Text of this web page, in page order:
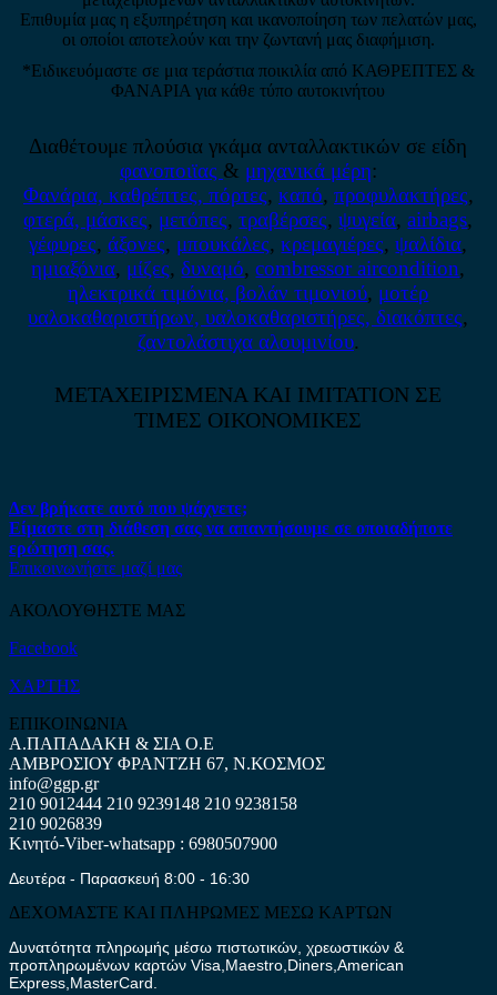
Επιθυμία μας η εξυπηρέτηση και ικανοποίηση των πελατών μας,
οι οποίοι αποτελούν και την ζωντανή μας διαφήμιση.
*Ειδικευόμαστε σε μια τεράστια ποικιλία από ΚΑΘΡΕΠΤΕΣ &
ΦΑΝΑΡΙΑ για κάθε τύπο αυτοκινήτου
Διαθέτουμε πλούσια γκάμα ανταλλακτικών σε είδη
φανοποιϊας & μηχανικά μέρη:
Φανάρια, καθρέπτες, πόρτες, καπό, προφυλακτήρες,
φτερά, μάσκες, μετόπες,τραβέρσες,ψυγεία,airbags,
γέφυρες,άξονες, μπουκάλες,κρεμαγιέρες,ψαλίδια,
ημιαξόνια, μίζες,δυναμό,combressor aircondition,
ηλεκτρικά τιμόνια, βολάν τιμονιού, μοτέρ
υαλοκαθαριστήρων, υαλοκαθαριστήρες, διακόπτες,
ζαντολάστιχα αλουμινίου.
ΜΕΤΑΧΕΙΡΙΣΜΕΝΑ ΚΑΙ IMITATION ΣΕ
ΤΙΜΕΣ ΟΙΚΟΝΟΜΙΚΕΣ
Δεν βρήκατε αυτό που ψάχνετε;
Είμαστε στη διάθεση σας να απαντήσουμε σε οποιαδήποτε
ερώτηση σας.
Επικοινωνήστε μαζί μας
ΑΚΟΛΟΥΘΗΣΤΕ ΜΑΣ
Facebook
ΧΑΡΤΗΣ
ΕΠΙΚΟΙΝΩΝΙΑ
Α.ΠΑΠΑΔΑΚΗ & ΣΙΑ Ο.Ε
ΑΜΒΡΟΣΙΟΥ ΦΡΑΝΤΖΗ 67, Ν.ΚΟΣΜΟΣ
info@ggp.gr
210 9012444 210 9239148 210 9238158
210 9026839
Κινητό-Viber-whatsapp : 6980507900
Δευτέρα - Παρασκευή 8:00 - 16:30
ΔΕΧΟΜΑΣΤΕ ΚΑΙ ΠΛΗΡΩΜΕΣ ΜΕΣΩ ΚΑΡΤΩΝ
Δυνατότητα πληρωμής μέσω πιστωτικών, χρεωστικών &
προπληρωμένων καρτών Visa,Maestro,Diners,American
Express,MasterCard.